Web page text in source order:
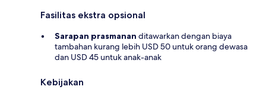
Fasilitas ekstra opsional
Sarapan prasmanan ditawarkan dengan biaya
tambahan kurang lebih USD 50 untuk orang dewasa
dan USD 45 untuk anak-anak
Kebijakan